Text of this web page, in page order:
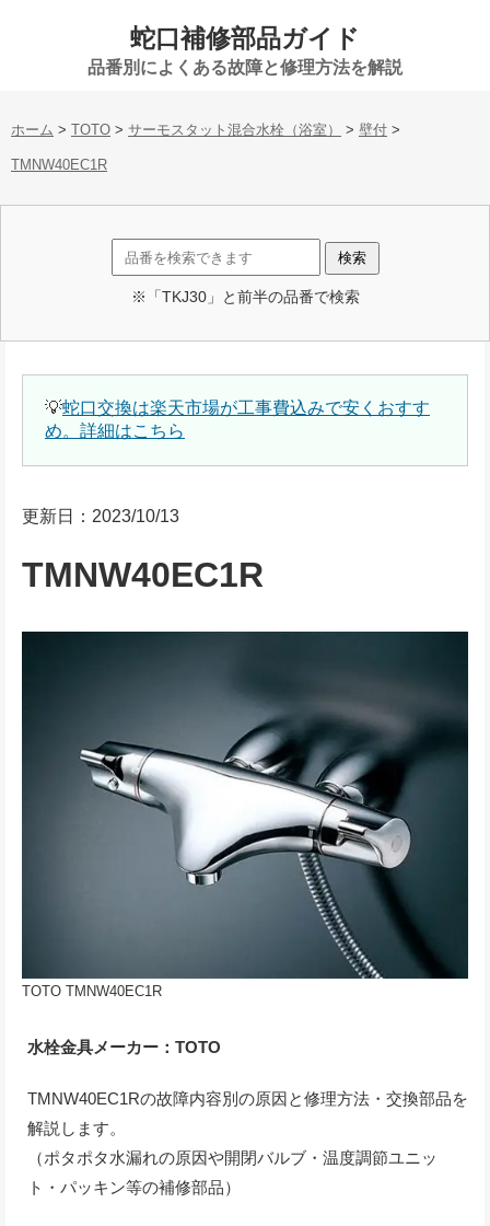
蛇口補修部品ガイド
品番別によくある故障と修理方法を解説
ホーム > TOTO > サーモスタット混合水栓（浴室） > 壁付 >
TMNW40EC1R
※「TKJ30」と前半の品番で検索
💡蛇口交換は楽天市場が工事費込みで安くおすす
め。詳細はこちら
更新日：2023/10/13
TMNW40EC1R
TOTO TMNW40EC1R
水栓金具メーカー：TOTO
TMNW40EC1Rの故障内容別の原因と修理方法・交換部品を
解説します。
（ポタポタ水漏れの原因や開閉バルブ・温度調節ユニッ
ト・パッキン等の補修部品）